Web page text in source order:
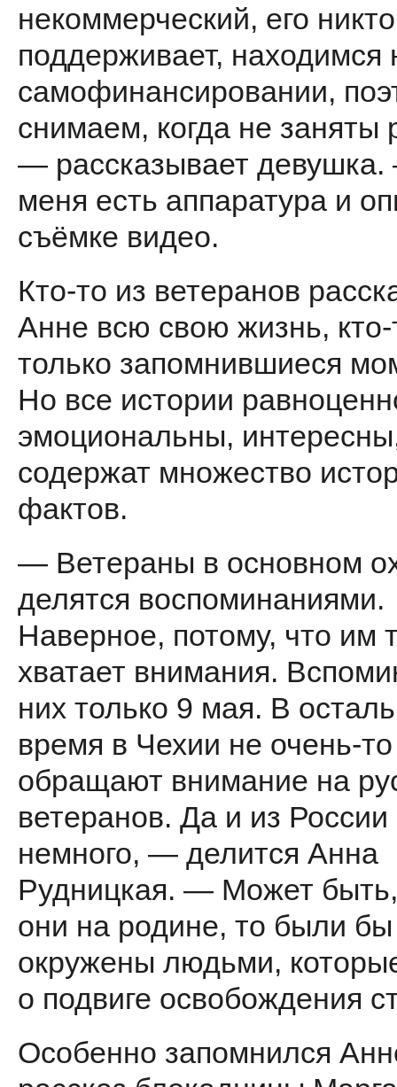
некоммерческий, его
поддерживает, находимся
самофинансировании,
снимаем, когда не заняты
— рассказывает
меня есть аппаратура и
съёмке видео.
Кто-то из ветеранов
Анне всю свою жизнь,
только запомнившиеся
Но все истории
эмоциональны,
содержат множество
фактов.
— Ветераны в основном
делятся воспоминаниями.
Наверное, потому, что им
хватает внимания.
них только 9 мая. В
время в Чехии не очень-то
обращают внимание на
ветеранов. Да и из
немного, — делится Анна
Рудницкая. — Может
они на родине, то были бы
окружены людьми,
о подвиге освобождения
Особенно запомнился